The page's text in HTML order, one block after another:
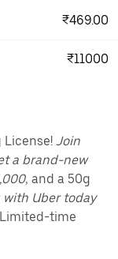
₹469.00
₹11000
License! Join
a brand-new
, and a 50g
Uber today
time